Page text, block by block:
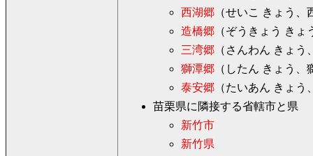
西湖郷 （せいこ きょう、
造橋郷 （ぞうきょう きょ
三湾郷 （さんわん きょう
獅潭郷 （したん きょう、
泰安郷 （たいあん きょう
苗栗県に隣接する省轄市と県
新竹市
新竹県